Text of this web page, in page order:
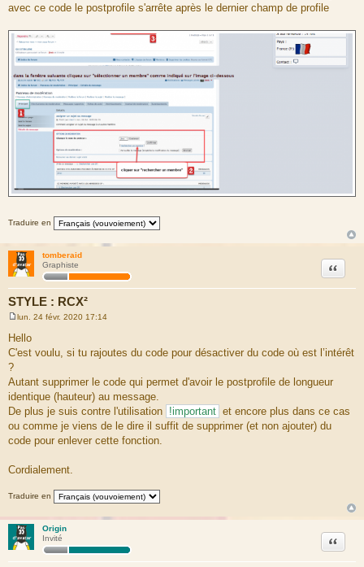
avec ce code le postprofile s'arrête après le dernier champ de profile
Traduire en
tomberaid
Graphiste
STYLE : RCX²
Citation
e
s
s
e
lun. 24 févr. 2020 17:14
Hello
C'est voulu, si tu rajoutes du code pour désactiver du code où est l’intérêt
?
Autant supprimer le code qui permet d'avoir le postprofile de longueur
identique (hauteur) au message.
De plus je suis contre l'utilisation !important et encore plus dans ce cas
ou comme je viens de le dire il suffit de supprimer (et non ajouter) du
code pour enlever cette fonction.
Cordialement.
Traduire en
Origin
Invité
Citation